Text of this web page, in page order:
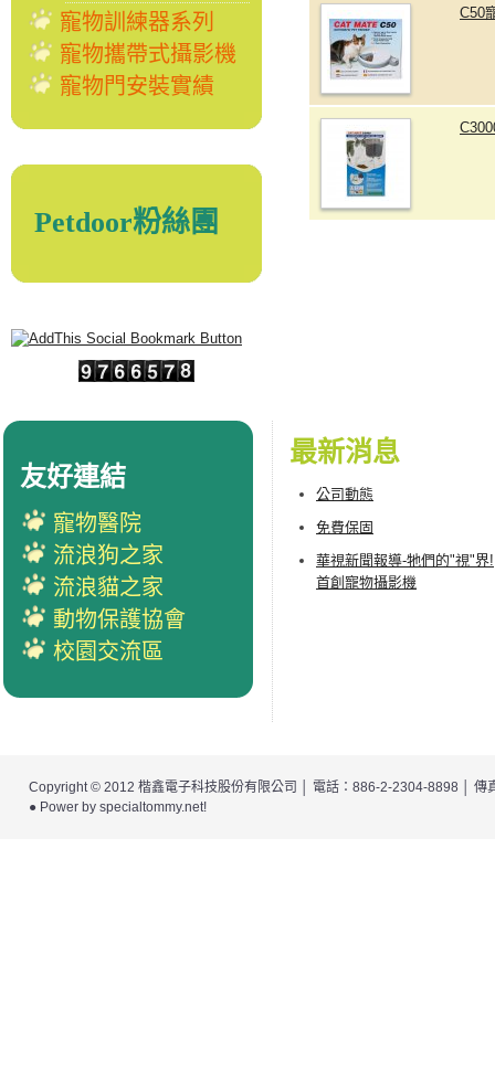
寵物訓練器系列
寵物攜帶式攝影機
寵物門安裝實績
Petdoor粉絲團
C50
最新消息
公司動態
免費保固
華視新聞報導-牠們的"視"界!
首創寵物攝影機
友好連結
寵物醫院
流浪狗之家
流浪貓之家
動物保護協會
校園交流區
Copyright © 2012 楷鑫電子科技股份有限公司
│ 電話：886-2-2304-8898 │
● Power by specialtommy.net!